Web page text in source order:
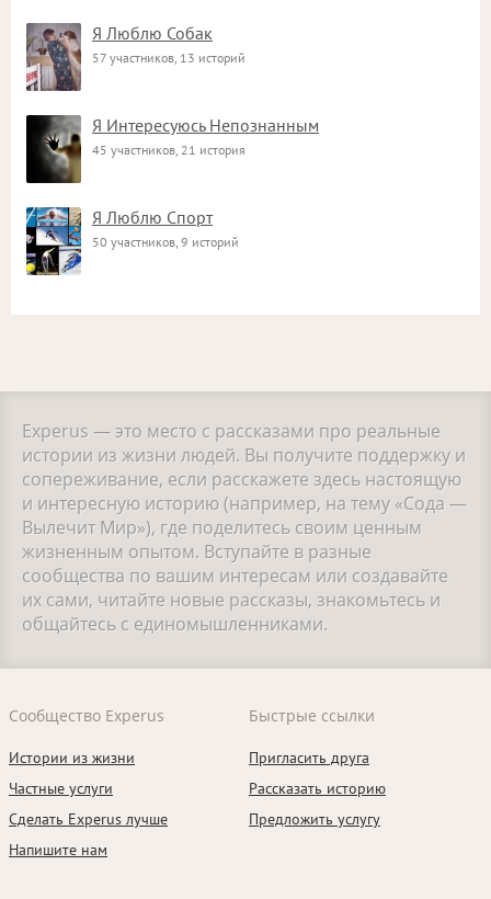
Я Люблю Собак
57 участников, 13 историй
Я Интересуюсь Непознанным
45 участников, 21 история
Я Люблю Спорт
50 участников, 9 историй
Experus — это место с рассказами про реальные
истории из жизни людей. Вы получите поддержку и
сопереживание, если расскажете здесь настоящую
и интересную историю (например, на тему «Сода —
Вылечит Мир»), где поделитесь своим ценным
жизненным опытом. Вступайте в разные
сообщества по вашим интересам или создавайте
их сами, читайте новые рассказы, знакомьтесь и
общайтесь с единомышленниками.
Сообщество Experus
Истории из жизни
Частные услуги
Сделать Experus лучше
Напишите нам
Быстрые ссылки
Пригласить друга
Рассказать историю
Предложить услугу